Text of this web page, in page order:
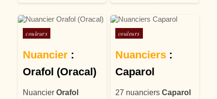
Posté dans
couleurs
Nuancier :
Orafol (Oracal)
NuancierOrafol
Posté dans
couleurs
Nuanciers:
Caparol
27 nuanciers Caparol